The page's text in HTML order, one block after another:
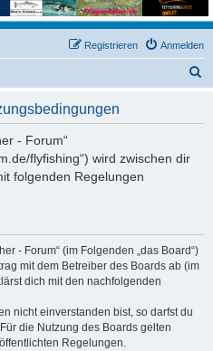
Anmelden
Registrieren
- Forum“
flyfishing“) wird zwischen dir
folgenden Regelungen
- Forum“ (im Folgenden „das Board“)
mit dem Betreiber des Boards ab (im
dich mit den nachfolgenden
nicht einverstanden bist, so darfst du
die Nutzung des Boards gelten
Regelungen.